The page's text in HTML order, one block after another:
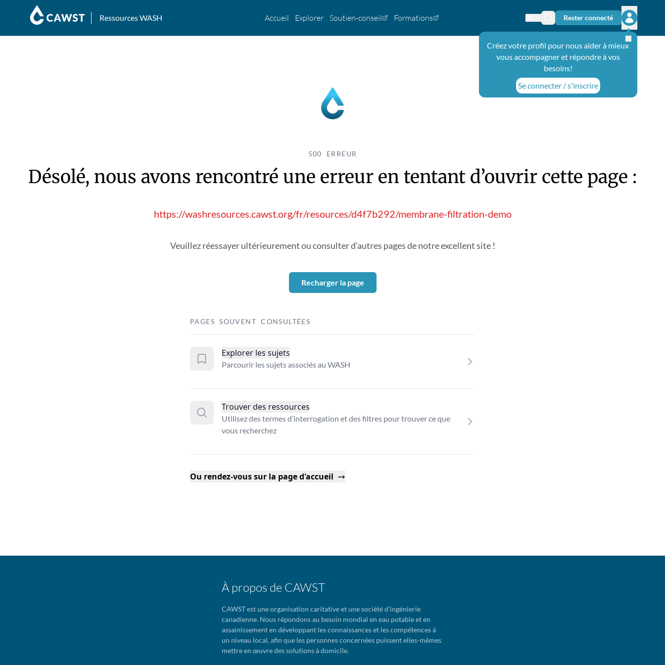
Ressources WASH Accueil Explorer Soutien-conseil Formations Changer de langue
Icône de recherche
Rester connecté
Ouvrir le
Créez votre profil pour nous aider à mieux
vous accompagner et répondre à vos
besoins!
Se connecter / s'inscrire
500 ERREUR
Désolé, nous avons rencontré une erreur en tentant d’ouvrir cette page :
https://washresources.cawst.org/fr/resources/d4f7b292/membrane-filtration-demo
Veuillez réessayer ultérieurement ou consulter d’autres pages de notre excellent site !
Recharger la page
PAGES SOUVENT CONSULTÉES
Explorer les sujets
Parcourir les sujets associés au WASH
Trouver des ressources
Utilisez des termes d’interrogation et des filtres pour trouver ce que
vous recherchez
Ou rendez-vous sur la page d'accueil
À propos de CAWST
CAWST est une organisation caritative et une société d'ingénierie
canadienne. Nous répondons au besoin mondial en eau potable et en
assainissement en développant les connaissances et les compétences à
un niveau local, afin que les personnes concernées puissent elles-mêmes
mettre en œuvre des solutions à domicile.